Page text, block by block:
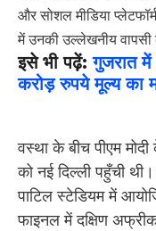
और सोशल मीडिया
में उनकी उल्लेखनीय वापसी
इसे भी पढ़ें:गुजरात
करोड़ रुपये मूल्य का
वस्था के बीच पीएम
को नई दिल्ली पहुँची
पाटिल स्टेडियम में
फाइनल में दक्षिण